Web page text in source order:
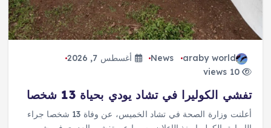
araby world
News
أغسطس 7, 2026
10 views
تفشي الكوليرا في تشاد يودي بحياة 13 شخصا
أعلنت وزارة الصحة في تشاد الخميس، عن وفاة 13 شخصا جراء